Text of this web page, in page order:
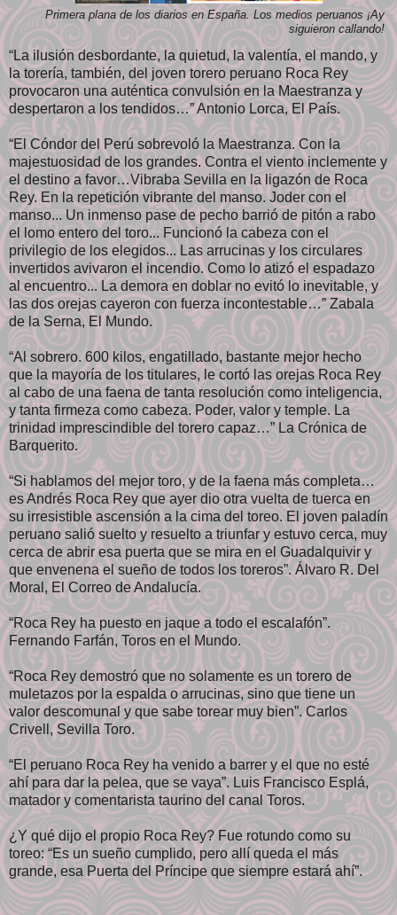
Primera plana de los diarios en España. Los medios peruanos ¡Ay
siguieron callando!
“La ilusión desbordante, la quietud, la valentía, el mando, y
la torería, también, del joven torero peruano Roca Rey
provocaron una auténtica convulsión en la Maestranza y
despertaron a los tendidos…” Antonio Lorca, El País.
“El Cóndor del Perú sobrevoló la Maestranza. Con la
majestuosidad de los grandes. Contra el viento inclemente y
el destino a favor…Vibraba Sevilla en la ligazón de Roca
Rey. En la repetición vibrante del manso. Joder con el
manso... Un inmenso pase de pecho barrió de pitón a rabo
el lomo entero del toro... Funcionó la cabeza con el
privilegio de los elegidos... Las arrucinas y los circulares
invertidos avivaron el incendio. Como lo atizó el espadazo
al encuentro... La demora en doblar no evitó lo inevitable, y
las dos orejas cayeron con fuerza incontestable…” Zabala
de la Serna, El Mundo.
“Al sobrero. 600 kilos, engatillado, bastante mejor hecho
que la mayoría de los titulares, le cortó las orejas Roca Rey
al cabo de una faena de tanta resolución como inteligencia,
y tanta firmeza como cabeza. Poder, valor y temple. La
trinidad imprescindible del torero capaz…” La Crónica de
Barquerito.
“Si hablamos del mejor toro, y de la faena más completa…
es Andrés Roca Rey que ayer dio otra vuelta de tuerca en
su irresistible ascensión a la cima del toreo. El joven paladín
peruano salió suelto y resuelto a triunfar y estuvo cerca, muy
cerca de abrir esa puerta que se mira en el Guadalquivir y
que envenena el sueño de todos los toreros”. Álvaro R. Del
Moral, El Correo de Andalucía.
“Roca Rey ha puesto en jaque a todo el escalafón”.
Fernando Farfán, Toros en el Mundo.
“Roca Rey demostró que no solamente es un torero de
muletazos por la espalda o arrucinas, sino que tiene un
valor descomunal y que sabe torear muy bien”. Carlos
Crivell, Sevilla Toro.
“El peruano Roca Rey ha venido a barrer y el que no esté
ahí para dar la pelea, que se vaya”. Luis Francisco Esplá,
matador y comentarista taurino del canal Toros.
¿Y qué dijo el propio Roca Rey? Fue rotundo como su
toreo: “Es un sueño cumplido, pero allí queda el más
grande, esa Puerta del Príncipe que siempre estará ahí”.